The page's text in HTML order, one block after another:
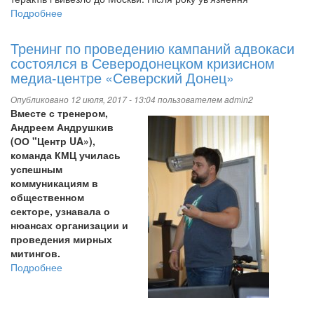
Подробнее
"Процес.
Російська
держава
проти
Олега
Сенцова".
Тренинг по проведению кампаний адвокаси
состоялся в Северодонецком кризисном
медиа-центре «Северский Донец»
Опубликовано 12 июля, 2017 - 13:04 пользователемadmin2
Вместе с тренером,
Андреем Андрушкив
(ОО "Центр UA»),
команда КМЦ училась
успешным
коммуникациям в
общественном
секторе, узнавала о
нюансах организации и
проведения мирных
митингов.
Подробнее